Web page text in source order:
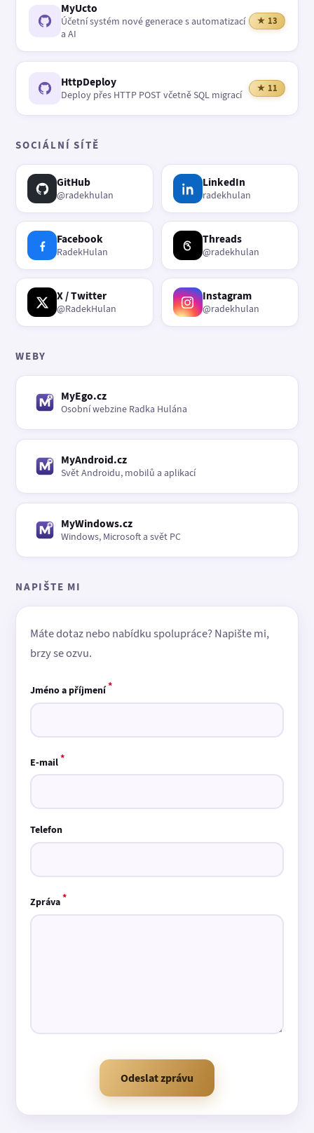
MyUcto
Účetní systém nové generace s automatizací
a AI
★ 13
HttpDeploy
Deploy přes HTTP POST včetně SQL migrací
★ 11
SOCIÁLNÍ SÍTĚ
GitHub
@radekhulan
LinkedIn
radekhulan
Facebook
RadekHulan
Threads
@radekhulan
X / Twitter
@RadekHulan
Instagram
@radekhulan
WEBY
MyEgo.cz
Osobní webzine Radka Hulána
MyAndroid.cz
Svět Androidu, mobilů a aplikací
MyWindows.cz
Windows, Microsoft a svět PC
NAPIŠTE MI
Máte dotaz nebo nabídku spolupráce? Napište mi,
brzy se ozvu.
Jméno a příjmení*
E-mail*
Telefon
Zpráva*
Odeslat zprávu